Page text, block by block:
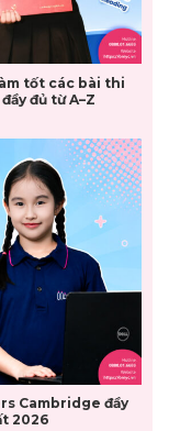
tốt các bài thi
đủ từ A–Z
Cambridge đầy
2026